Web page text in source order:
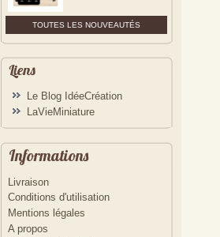
TOUTES LES NOUVEAUTÉS
Liens
Le Blog IdéeCréation
LaVieMiniature
Informations
Livraison
Conditions d'utilisation
Mentions légales
A propos